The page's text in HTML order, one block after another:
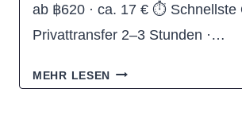
ab ฿620 · ca. 17 € ⏱ Schnellste
Privattransfer 2–3 Stunden ·…
MEHR LESEN WIE